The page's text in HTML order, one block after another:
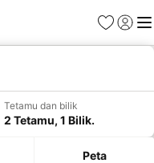
Kegemaran
Daftar
Tetamu dan bilik
2 Tetamu, 1 Bilik.
Peta